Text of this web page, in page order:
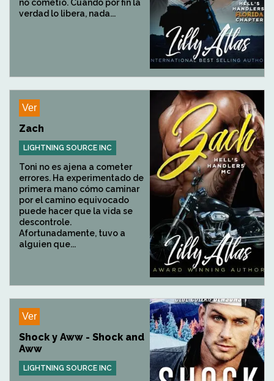
no cometió. Cuando por fin la
verdad lo libera, nada...
Ver
Zach
LIGHTNING SOURCE INC
Toni no es ajena a cometer
errores. Ha experimentado de
primera mano cómo caminar
por el camino equivocado
puede hacer que la vida se
descontrole.
Afortunadamente, tuvo a
alguien que...
Ver
Shock y Aww - Shock and
Aww
LIGHTNING SOURCE INC